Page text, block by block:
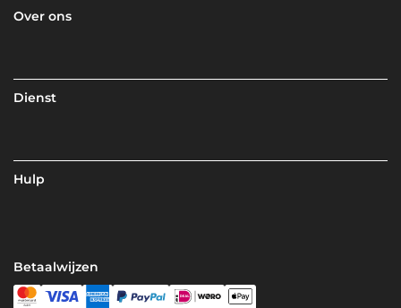
Over ons
Dienst
Hulp
Betaalwijzen